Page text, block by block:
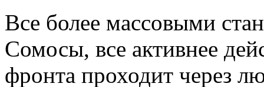
Все более массовыми
Сомосы, все активнее
фронта проходит через